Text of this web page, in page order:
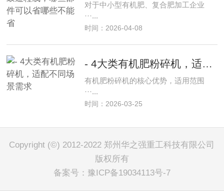
对于中小型有机肥、复合肥加工企业
···...
时间：2026-04-08
- 4大类有机肥粉碎机，适配不同场景需求
有机肥粉碎机的核心优势，适用范围
···...
时间：2026-03-25
Copyright (©) 2012-2022 郑州华之强重工科技有限公司
版权所有
备案号： 豫ICP备19034113号-7